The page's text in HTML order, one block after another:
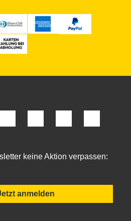
keine Aktion verpassen:
anmelden